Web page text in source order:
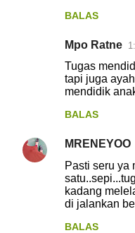
BALAS
Mpo Ratne
Tugas
tapi juga
mendidik
BALAS
MRENEYOO
Pasti seru ya
kadang
di jalankan
BALAS